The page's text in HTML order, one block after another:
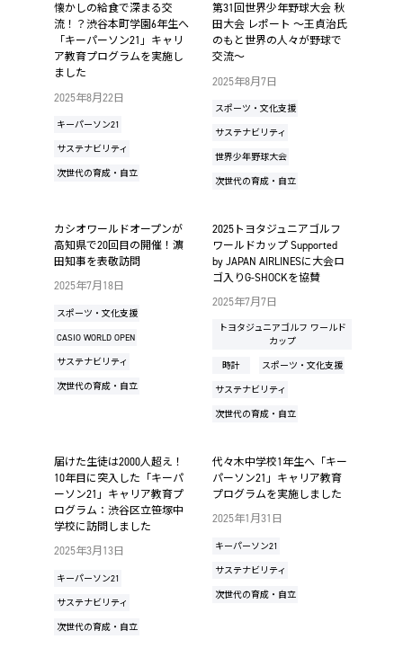
2025年8月22日
キーパーソン21
サステナビリティ
次世代の育成・自立
懐かしの給食で深まる交
流！？渋谷本町学園6年生へ
「キーパーソン21」キャリ
ア教育プログラムを実施し
ました
2025年8月7日
スポーツ・文化支援
サステナビリティ
世界少年野球大会
次世代の育成・自立
第31回世界少年野球大会 秋
田大会 レポート ～王貞治氏
のもと世界の人々が野球で
交流～
2025年7月18日
スポーツ・文化支援
CASIO WORLD OPEN
サステナビリティ
次世代の育成・自立
カシオワールドオープンが
高知県で20回目の開催！濵
田知事を表敬訪問
2025年7月7日
トヨタジュニアゴルフ ワールド
カップ
時計 スポーツ・文化支援
サステナビリティ
次世代の育成・自立
2025トヨタジュニアゴルフ
ワールドカップ Supported
by JAPAN AIRLINESに大会ロ
ゴ入りG-SHOCKを協賛
2025年3月13日
キーパーソン21
サステナビリティ
次世代の育成・自立
届けた生徒は2000人超え！
10年目に突入した「キーパ
ーソン21」キャリア教育プ
ログラム：渋谷区立笹塚中
学校に訪問しました
2025年1月31日
キーパーソン21
サステナビリティ
次世代の育成・自立
代々木中学校1年生へ「キー
パーソン21」キャリア教育
プログラムを実施しました